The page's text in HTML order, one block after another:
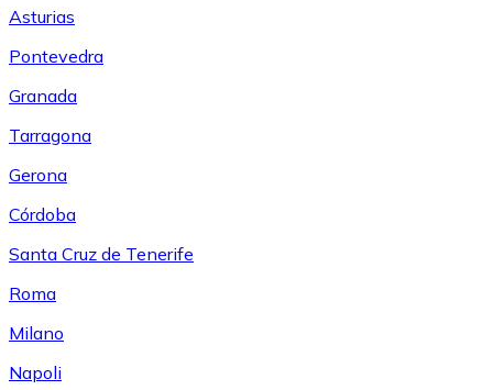
Asturias
Pontevedra
Granada
Tarragona
Gerona
Córdoba
Santa Cruz de Tenerife
Roma
Milano
Napoli